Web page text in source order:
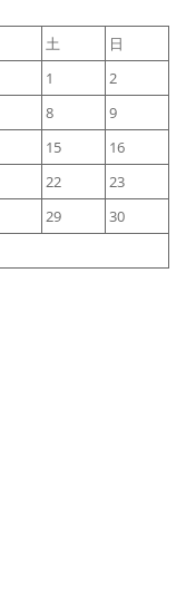
土
日
1
2
8
9
15
16
22
23
29
30